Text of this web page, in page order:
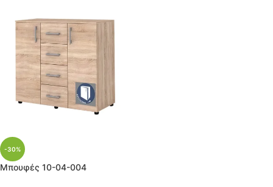
-30%
Μπουφές 10-04-004